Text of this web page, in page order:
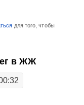
для того, чтобы
в ЖЖ